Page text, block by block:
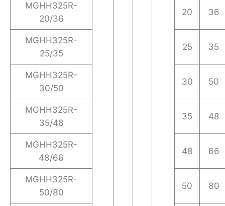
MGHH325R-
20/36
20 36
MGHH325R-
25/35
25 35
MGHH325R-
30/50
30 50
MGHH325R-
35/48
35 48
MGHH325R-
48/66
48 66
MGHH325R-
50/80
50 80